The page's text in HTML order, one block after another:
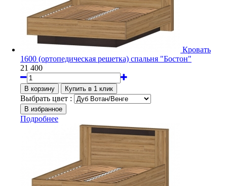
Кровать
1600 (ортопедическая решетка) спальня "Бостон"
21 400
Выбрать цвет :
Подробнее